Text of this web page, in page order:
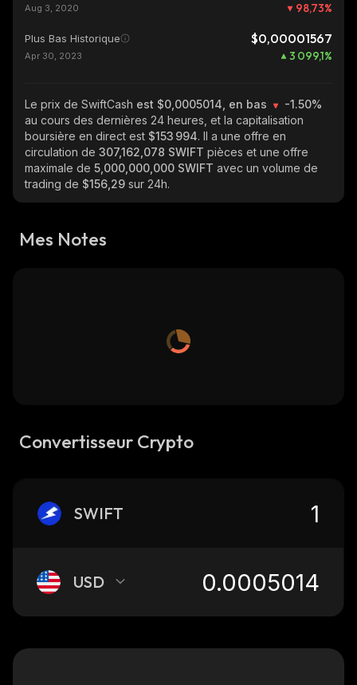
Aug 3, 2020 98,73%
Plus Bas Historique $0,00001567
Apr 30, 2023 3 099,1%
Le prix de SwiftCash est $0,0005014, en bas
-1.50%
au cours des dernières 24 heures, et la capitalisation
boursière en direct est $153 994. Il a une offre en
circulation de 307,162,078 SWIFT pièces et une offre
maximale de 5,000,000,000 SWIFT avec un volume de
trading de $156,29 sur 24h.
Mes Notes
Convertisseur Crypto
SWIFT
USD